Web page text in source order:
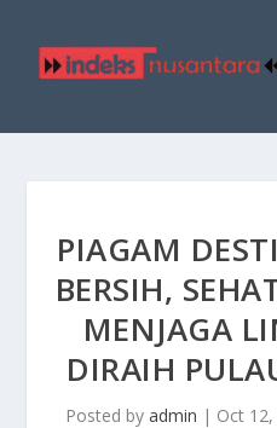
PIAGAM
BERSIH,
MENJAGA
DIRAIH
Posted by admin | Oct